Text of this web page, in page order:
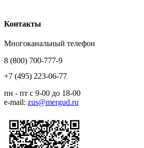
Контакты
Многоканальный телефон
8 (800) 700-777-9
+7 (495) 223-06-77
пн - пт с 9-00 до 18-00
e-mail: zus@mergud.ru